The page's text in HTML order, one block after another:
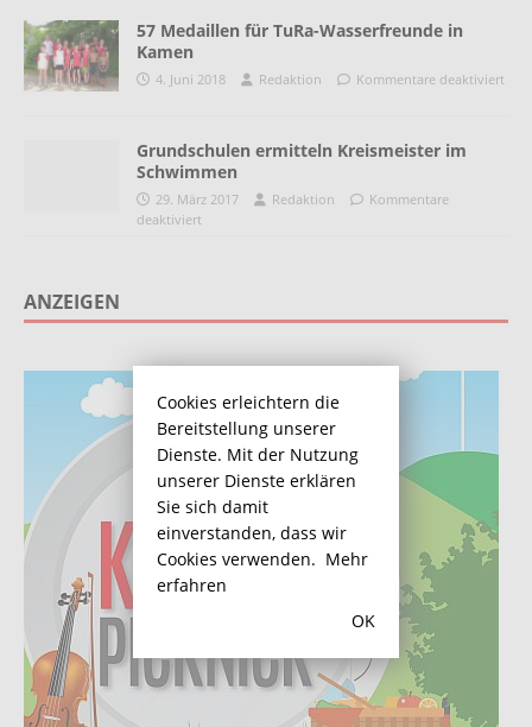
57 Medaillen für TuRa-Wasserfreunde in
Kamen
4. Juni 2018 Redaktion Kommentare deaktiviert
Grundschulen ermitteln Kreismeister im
Schwimmen
29. März 2017 Redaktion
Kommentare
deaktiviert
ANZEIGEN
Cookies erleichtern die
Bereitstellung unserer
Dienste. Mit der Nutzung
unserer Dienste erklären
Sie sich damit
einverstanden, dass wir
Cookies verwenden. Mehr
erfahren
OK